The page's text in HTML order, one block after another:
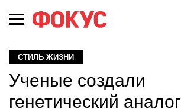
СТИЛЬ ЖИЗНИ
Ученые создали
генетический аналог